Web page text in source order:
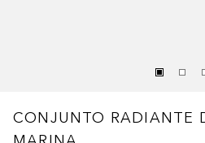
CONJUNTO RADIANTE